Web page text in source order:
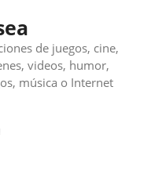
de juegos, cine,
videos, humor,
música o Internet